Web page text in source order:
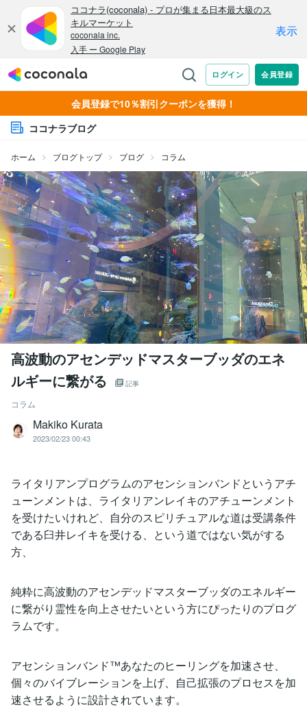
会員登録で10％割引クーポンを獲得！
ココナラブログ
ホーム ブログトップ ブログ コラム
高波動のアセンデッドマスターブッダのエネ
ルギーに繋がる
記事
コラム
Makiko Kurata
2023/02/23 00:43
ライタリアンプログラムのアセンションバンドというアチ
ューンメントは、ライタリアンレイキのアチューンメント
を受けたいけれど、自分のスピリチュアルな道は受講条件
である臼井レイキを受ける、という道ではない気がする
方、
純粋に高波動のアセンデッドマスターブッダのエネルギー
に繋がり霊性を向上させたいという方にぴったりのプログ
ラムです。
アセンションバンド™あなたのヒーリングを加速させ、
個々のバイブレーションを上げ、自己拡張のプロセスを加
速させるように設計されています。